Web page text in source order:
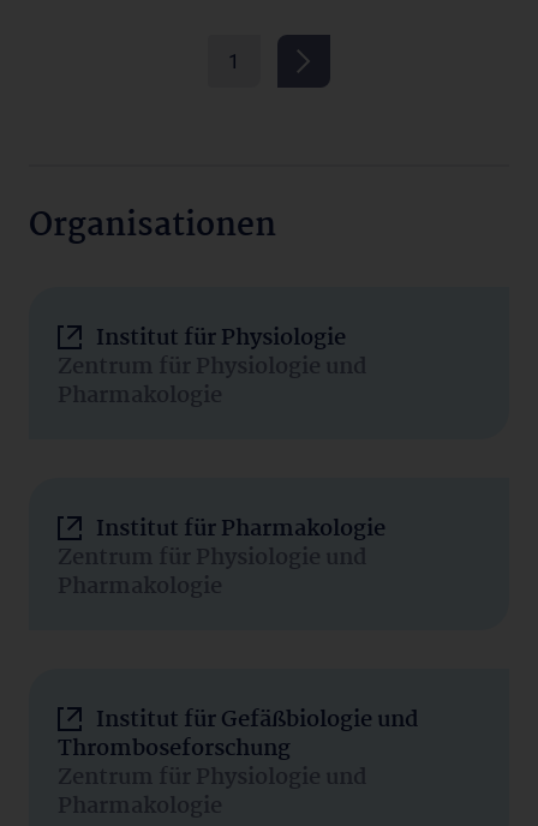
1
Organisationen
Institut für Physiologie
Zentrum für Physiologie und
Pharmakologie
Institut für Pharmakologie
Zentrum für Physiologie und
Pharmakologie
Institut für Gefäßbiologie und
Thromboseforschung
Zentrum für Physiologie und
Pharmakologie